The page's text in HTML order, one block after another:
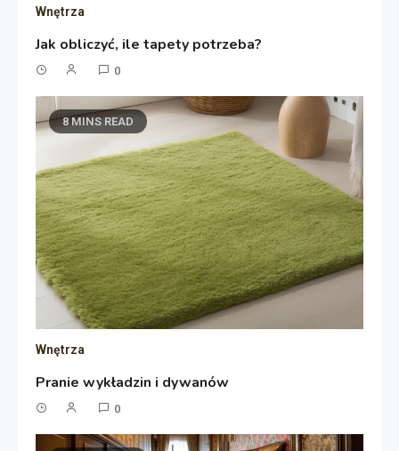
Wnętrza
Jak obliczyć, ile tapety potrzeba?
0
8 MINS READ
Wnętrza
Pranie wykładzin i dywanów
0